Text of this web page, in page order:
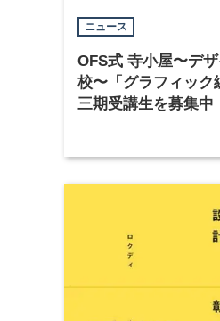
ニュース
OFS式 寺小屋〜デ
校〜「グラフィック
三期受講生を募集中